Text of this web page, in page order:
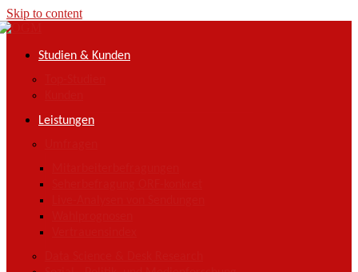
Skip to content
Studien & Kunden
Leistungen